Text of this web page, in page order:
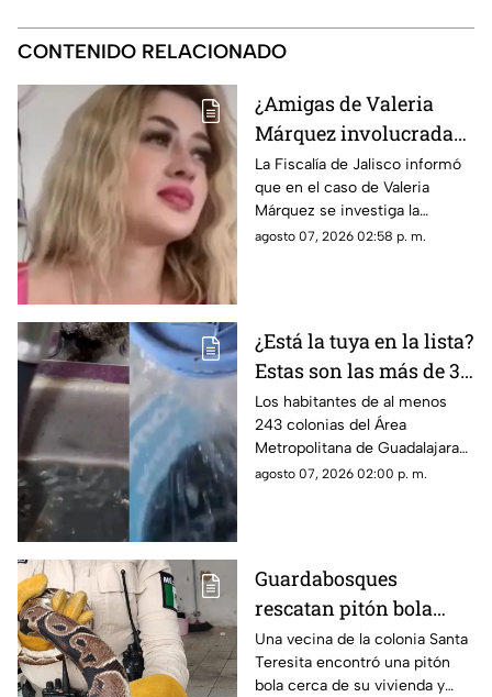
CONTENIDO RELACIONADO
¿Amigas de Valeria
Márquez involucradas
en su feminicidio? Esto
dicen las autoridades
La Fiscalía de Jalisco informó
que en el caso de Valeria
Márquez se investiga la
participación de dos o tres
agosto 07, 2026 02:58 p. m.
¿Está la tuya en la lista?
Estas son las más de 30
colonias de
Tlaquepaque que
reciben agua sucia
Los habitantes de al menos
243 colonias del Área
Metropolitana de Guadalajara
reciben agua sucia en sus
agosto 07, 2026 02:00 p. m.
Guardabosques
rescatan pitón bola
localizada en una casa
de Guadalajara
Una vecina de la colonia Santa
Teresita encontró una pitón
bola cerca de su vivienda y